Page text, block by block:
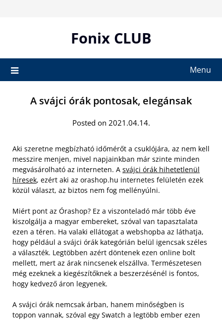
Fonix CLUB
Menu
A svájci órák pontosak, elegánsak
Posted on 2021.04.14.
Aki szeretne megbízható időmérőt a csuklójára, az nem kell
messzire menjen, mivel napjainkban már szinte minden
megvásárolható az interneten. A svájci órák hihetetlenül
híresek, ezért aki az orashop.hu internetes felületén ezek
közül választ, az biztos nem fog mellényúlni.
Miért pont az Órashop? Ez a viszonteladó már több éve
kiszolgálja a magyar embereket, szóval van tapasztalata
ezen a téren. Ha valaki ellátogat a webshopba az láthatja,
hogy például a svájci órák kategórián belül igencsak széles
a választék. Legtöbben azért döntenek ezen online bolt
mellett, mert az árak nincsenek elszállva. Természetesen
még ezeknek a kiegészítőknek a beszerzésénél is fontos,
hogy kedvező áron legyenek.
A svájci órák nemcsak árban, hanem minőségben is
toppon vannak, szóval egy Swatch a legtöbb ember ezen